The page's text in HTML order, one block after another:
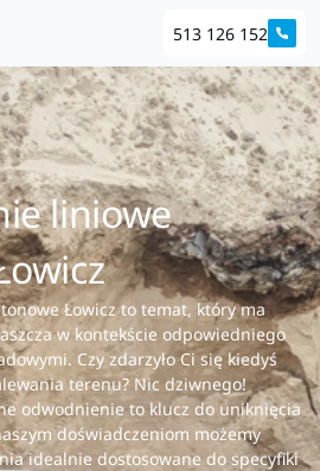
513 126 152
liniowe
Łowicz to temat, który ma
w kontekście odpowiedniego
Czy zdarzyło Ci się kiedyś
terenu? Nic dziwnego!
odwodnienie to klucz do uniknięcia
doświadczeniom możemy
idealnie dostosowane do specyfiki